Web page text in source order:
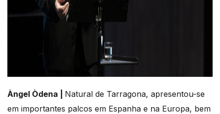
Àngel Òdena | Natural de Tarragona, apresentou-se
em importantes palcos em Espanha e na Europa, bem